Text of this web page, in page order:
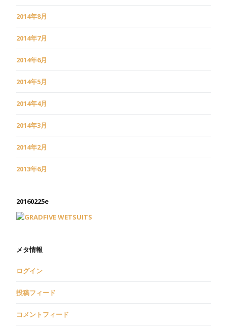
2014年8月
2014年7月
2014年6月
2014年5月
2014年4月
2014年3月
2014年2月
2013年6月
20160225e
メタ情報
ログイン
投稿フィード
コメントフィード